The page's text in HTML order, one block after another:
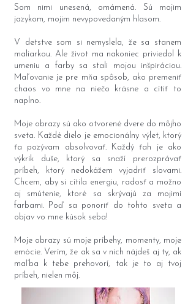
Som nimi unesená, omámená. Sú mojim
jazykom, mojim nevypovedaným hlasom.
V detstve som si nemyslela, že sa stanem
maliarkou. Ale život ma nakoniec priviedol k
umeniu a farby sa stali mojou inšpiráciou.
Maľovanie je pre mňa spôsob, ako premeniť
chaos vo mne na niečo krásne a cítiť to
naplno.
Moje obrazy sú ako otvorené dvere do môjho
sveta. Každé dielo je emocionálny výlet, ktorý
ťa pozývam absolvovať. Každý ťah je ako
výkrik duše, ktorý sa snaží prerozprávať
príbeh, ktorý nedokážem vyjadriť slovami.
Chcem, aby si cítila energiu, radosť a možno
aj smútenie, ktoré sa skrývajú za mojimi
farbami. Poď sa ponoriť do tohto sveta a
objav vo mne kúsok seba!
Moje obrazy sú moje príbehy, momenty, moje
emócie. Verím, že ak sa v nich nájdeš aj ty, ak
maľba k tebe prehovorí, tak je to aj tvoj
príbeh, nielen môj.